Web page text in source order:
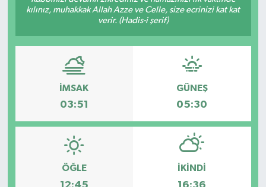
kılınız, muhakkak Allah Azze ve Celle, size ecrinizi kat kat
verir. (Hadis-i şerif)
İMSAK
03:51
GÜNEŞ
05:30
ÖĞLE İKINDI
Kültür Sanat
Hasköy
Korkut